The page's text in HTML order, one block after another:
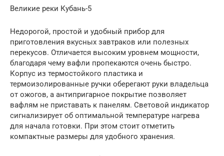
Великие реки Кубань-5
Недорогой, простой и удобный прибор для
приготовления вкусных завтраков или полезных
перекусов. Отличается высоким уровнем мощности,
благодаря чему вафли пропекаются очень быстро.
Корпус из термостойкого пластика и
термоизолированные ручки оберегают руки владельца
от ожогов, а антипригарное покрытие позволяет
вафлям не приставать к панелям. Световой индикатор
сигнализирует об оптимальной температуре нагрева
для начала готовки. При этом стоит отметить
компактные размеры для удобного хранения.